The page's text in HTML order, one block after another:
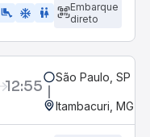
airline_seat_legroom_extra ac_unit WC
Embarque
direto
12:55 São Paulo, SP -
Itambacuri, MG